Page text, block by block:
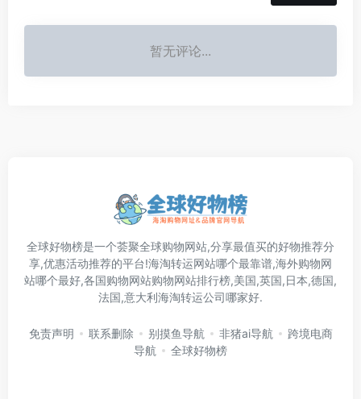
暂无评论...
全球好物榜是一个荟聚全球购物网站,分享最值买的好物推荐分
享,优惠活动推荐的平台!海淘转运网站哪个最靠谱,海外购物网
站哪个最好,各国购物网站购物网站排行榜,美国,英国,日本,德国,
法国,意大利海淘转运公司哪家好.
免责声明 联系删除 别摸鱼导航 非猪ai导航
跨境电商
导航
全球好物榜